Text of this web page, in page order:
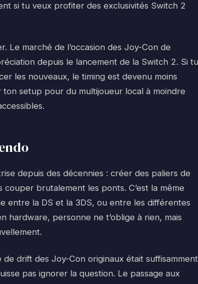
si tu veux profiter des exclusivités Switch 2
Le marché de l’occasion des Joy-Con de
depuis le lancement de la Switch 2. Si tu
les nouveaux, le timing est devenu moins
setup pour du multijoueur local à moindre
depuis des décennies : créer des paliers de
couper brutalement les ponts. C’est la même
entre la DS et la 3DS, ou entre les différentes
hardware, personne ne t’oblige à rien, mais
drift des Joy-Con originaux était suffisamment
pas ignorer la question. Le passage aux